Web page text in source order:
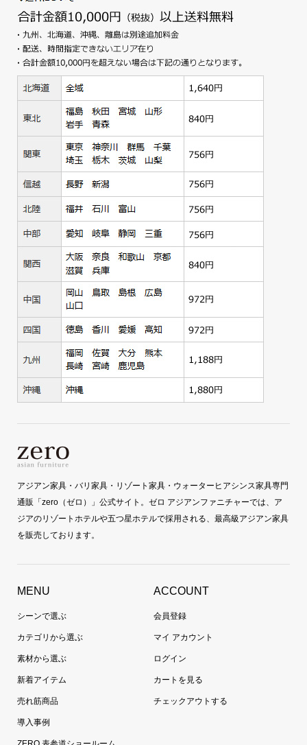
アジアン家具・バリ家具・リゾート家具・ウォーターヒアシンス家具専門
通販「zero（ゼロ）」公式サイト。ゼロ アジアンファニチャーでは、ア
ジアのリゾートホテルや五つ星ホテルで採用される、最高級アジアン家具
を販売しております。
MENU
シーンで選ぶ
カテゴリから選ぶ
素材から選ぶ
新着アイテム
売れ筋商品
導入事例
ACCOUNT
会員登録
マイ アカウント
ログイン
カートを見る
チェックアウトする